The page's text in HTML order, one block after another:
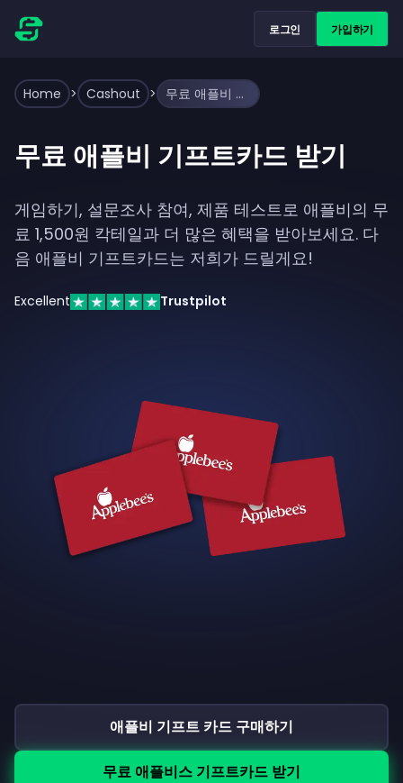
로그인 가입하기
Home > Cashout > 무료 애플비 기프트카드 받기
무료 애플비 기프트카드 받기
게임하기, 설문조사 참여, 제품 테스트로 애플비의 무
료 1,500원 칵테일과 더 많은 혜택을 받아보세요. 다
음 애플비 기프트카드는 저희가 드릴게요!
Excellent Trustpilot
애플비 기프트 카드 구매하기
무료 애플비스 기프트카드 받기